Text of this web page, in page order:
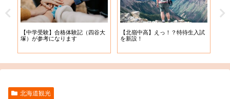
【中学受験】合格体験記（四谷大
塚）が参考になります
【北嶺中高】えっ！？特待生入試
を新設！
北海道観光